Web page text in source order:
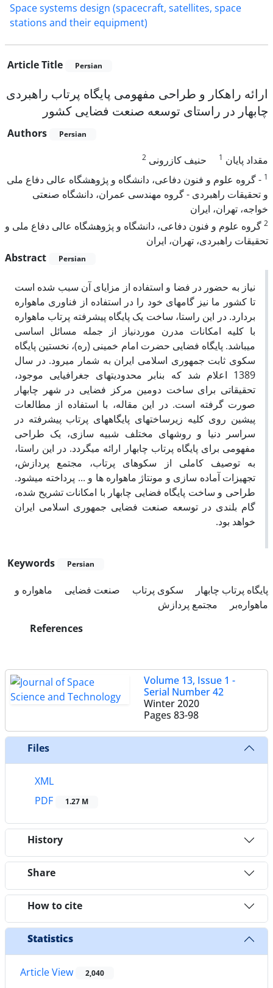
Space systems design (spacecraft, satellites, space
stations and their equipment)
Article Title Persian
ارائه راهکار و طراحی مفهومی پایگاه پرتاب راهبردی
چابهار در راستای توسعه صنعت فضایی کشور
Authors Persian
مقداد پایان 1 حنیف کازرونی 2
1 - گروه علوم و فنون دفاعی، دانشگاه و پژوهشگاه عالی دفاع ملی
و تحقیقات راهبردی - گروه مهندسی عمران، دانشگاه صنعتی
خواجه، تهران، ایران
2 گروه علوم و فنون دفاعی، دانشگاه و پژوهشگاه عالی دفاع ملی و
تحقیقات راهبردی، تهران، ایران
Abstract
Persian
نیاز به حضور در فضا و استفاده از مزایای آن سبب شده است
تا کشور ما نیز گامهای خود را در استفاده از فناوری ماهواره
بردارد. در این راستا، ساخت یک پایگاه پیشرفته پرتاب ماهواره
با کلیه امکانات مدرن موردنیاز از جمله مسائل اساسی
میباشد. پایگاه فضایی حضرت امام خمینی (ره)، نخستین پایگاه
سکوی ثابت جمهوری اسلامی ایران به شمار میرود. در سال
1389 اعلام شد که بنابر محدودیتهای جغرافیایی موجود،
تحقیقاتی برای ساخت دومین مرکز فضایی در شهر چابهار
صورت گرفته است. در این مقاله، با استفاده از مطالعات
پیشین روی کلیه زیرساختهای پایگاههای پرتاب پیشرفته در
سراسر دنیا و روشهای مختلف شبیه سازی، یک طراحی
مفهومی برای پایگاه پرتاب چابهار ارائه میگردد. در این راستا،
به توصیف کاملی از سکوهای پرتاب، مجتمع پردازش،
تجهیزات آماده سازی و مونتاژ ماهواره ها و ... پرداخته میشود.
طراحی و ساخت پایگاه فضایی چابهار با امکانات تشریح شده،
گام بلندی در توسعه صنعت فضایی جمهوری اسلامی ایران
خواهد بود.
Keywords Persian
پایگاه پرتاب چابهار سکوی پرتاب صنعت فضایی
ماهواره و
ماهواره‌بر
مجتمع پردازش
References
Volume 13, Issue 1 -
Serial Number 42
Winter 2020
Pages 83-98
Files
XML
PDF
1.27 M
History
Share
How to cite
Statistics
Article View 2,040